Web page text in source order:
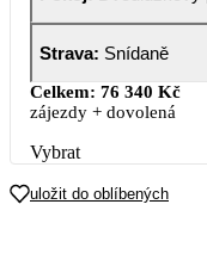
Strava: Snídaně
Celkem: 76 340 Kč
zájezdy + dovolená
Vybrat
uložit do oblíbených